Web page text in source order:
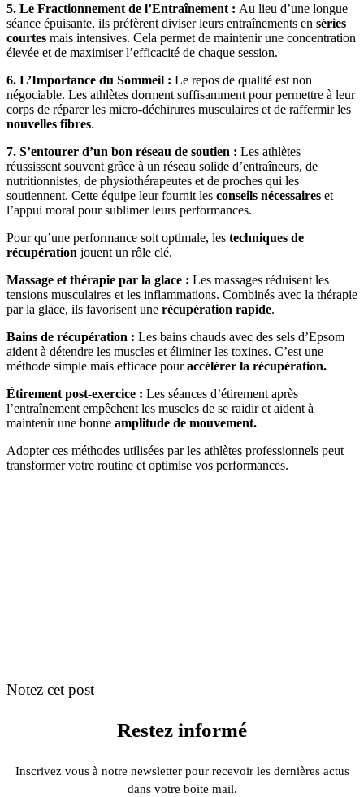
5. Le Fractionnement de l’Entraînement : Au lieu d’une longue
séance épuisante, ils préfèrent diviser leurs entraînements en séries
courtes mais intensives. Cela permet de maintenir une concentration
élevée et de maximiser l’efficacité de chaque session.
6. L’Importance du Sommeil : Le repos de qualité est non
négociable. Les athlètes dorment suffisamment pour permettre à leur
corps de réparer les micro-déchirures musculaires et de raffermir les
nouvelles fibres.
7. S’entourer d’un bon réseau de soutien : Les athlètes
réussissent souvent grâce à un réseau solide d’entraîneurs, de
nutritionnistes, de physiothérapeutes et de proches qui les
soutiennent. Cette équipe leur fournit les conseils nécessaires et
l’appui moral pour sublimer leurs performances.
Pour qu’une performance soit optimale, les techniques de
récupération jouent un rôle clé.
Massage et thérapie par la glace : Les massages réduisent les
tensions musculaires et les inflammations. Combinés avec la thérapie
par la glace, ils favorisent une récupération rapide.
Bains de récupération : Les bains chauds avec des sels d’Epsom
aident à détendre les muscles et éliminer les toxines. C’est une
méthode simple mais efficace pouraccélérer la récupération.
Étirement post-exercice : Les séances d’étirement après
l’entraînement empêchent les muscles de se raidir et aident à
maintenir une bonne amplitude de mouvement.
Adopter ces méthodes utilisées par les athlètes professionnels peut
transformer votre routine et optimise vos performances.
Notez cet post
Restez informé
Inscrivez vous à notre newsletter pour recevoir les dernières actus
dans votre boite mail.